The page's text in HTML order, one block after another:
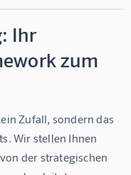
Ihr
zum
Zufall, sondern das
Wir stellen Ihnen
der strategischen